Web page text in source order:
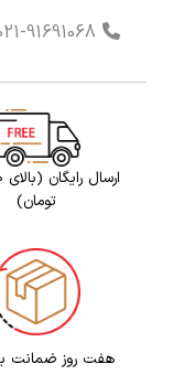
تومان)
هفت روز ضمانت